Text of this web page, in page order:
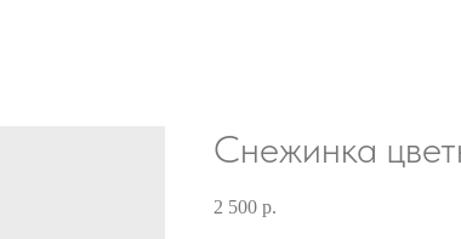
Снежинка
2 500 р.